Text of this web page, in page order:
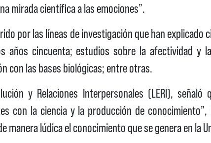
mirada científica a las emociones”.
por las líneas de investigación que han explicado
cincuenta; estudios sobre la afectividad y
con las bases biológicas; entre otras.
y Relaciones Interpersonales (LERI),
con la ciencia y la producción de
lúdica el conocimiento que se genera en la